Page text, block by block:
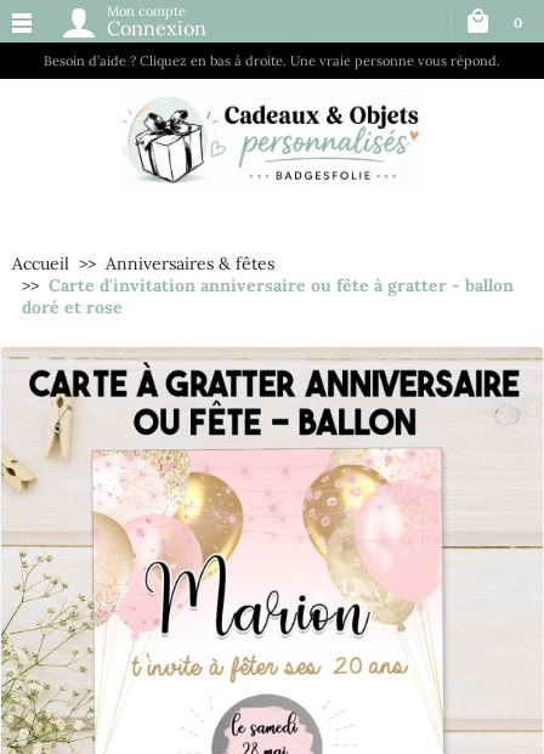
Besoin d’aide ? Cliquez en bas à droite. Une vraie personne vous répond.
Mon compte
Connexion 0
Accueil
Anniversaires & fêtes
Carte d'invitation anniversaire ou fête à gratter - ballon
doré et rose